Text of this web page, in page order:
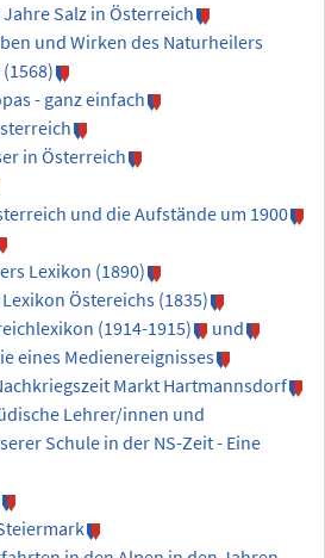
Jahre Salz in Österreich
und Wirken des Naturheilers
- ganz einfach
in Österreich
und die Aufstände um 1900
Lexikon (1890)
Östereichs (1835)
(1914-1915)
und
eines Medienereignisses
Markt Hartmannsdorf
Lehrer/innen und
Schule in der NS-Zeit - Eine